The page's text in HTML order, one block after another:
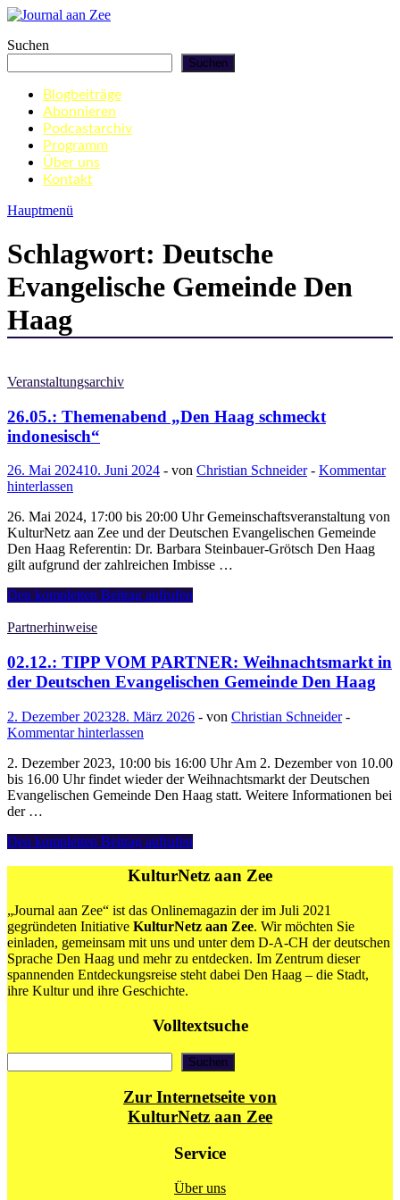
Zum
springen
Journal aan Zee
Suchen
Suchen
Blogbeiträge
Abonnieren
Podcastarchiv
Programm
Über uns
Kontakt
Hauptmenü
Schlagwort: Deutsche
Evangelische Gemeinde Den
Haag
Veranstaltungsarchiv
26.05.: Themenabend „Den Haag schmeckt
indonesisch“
26. Mai 202410. Juni 2024 - von Christian Schneider- Kommentar
hinterlassen
26. Mai 2024, 17:00 bis 20:00 Uhr Gemeinschaftsveranstaltung von
KulturNetz aan Zee und der Deutschen Evangelischen Gemeinde
Den Haag Referentin: Dr. Barbara Steinbauer-Grötsch Den Haag
gilt aufgrund der zahlreichen Imbisse …
26.05.:
„Den
schmeckt
indonesisch“
Den kompletten Beitrag aufrufen
Partnerhinweise
02.12.: TIPP VOM PARTNER: Weihnachtsmarkt in
der Deutschen Evangelischen Gemeinde Den Haag
2. Dezember 202328. März 2026 - von Christian Schneider-
Kommentar hinterlassen
2. Dezember 2023, 10:00 bis 16:00 Uhr Am 2. Dezember von 10.00
bis 16.00 Uhr findet wieder der Weihnachtsmarkt der Deutschen
Evangelischen Gemeinde Den Haag statt. Weitere Informationen bei
der …
02.12.:
Weihnachtsmarkt
in
der
Deutschen
Evangelischen
Gemeinde
Den kompletten Beitrag aufrufen
KulturNetz aan Zee
„Journal aan Zee“ ist das Onlinemagazin der im Juli 2021
gegründeten Initiative KulturNetz aan Zee. Wir möchten Sie
einladen, gemeinsam mit uns und unter dem D-A-CH der deutschen
Sprache Den Haag und mehr zu entdecken. Im Zentrum dieser
spannenden Entdeckungsreise steht dabei Den Haag – die Stadt,
ihre Kultur und ihre Geschichte.
Volltextsuche
Suchen
Zur Internetseite von
KulturNetz aan Zee
Service
Über uns